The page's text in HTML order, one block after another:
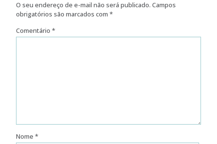
O seu endereço de e-mail não será publicado. Campos
obrigatórios são marcados com *
Comentário *
Nome *